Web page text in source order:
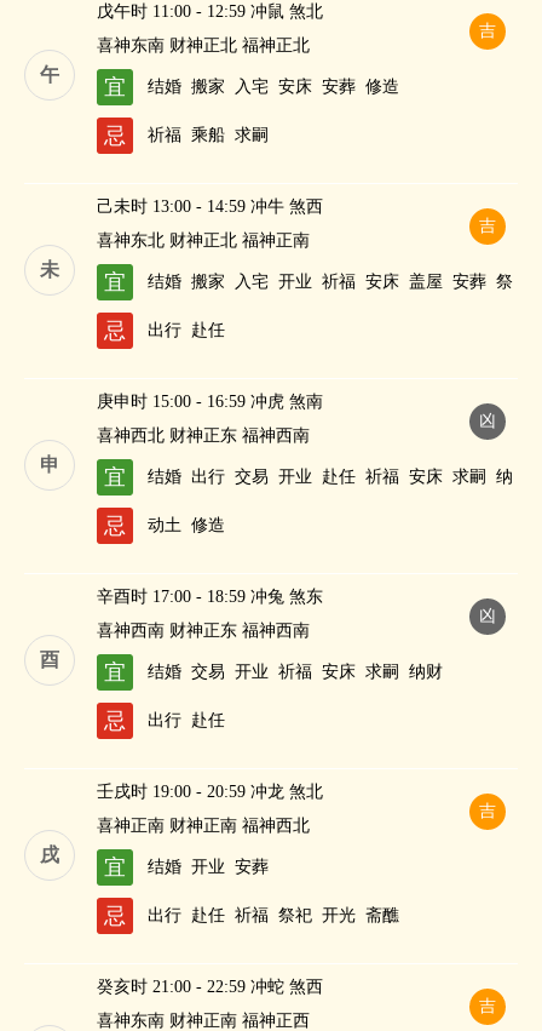
午
吉
戊午时 11:00 - 12:59 冲鼠 煞北
喜神东南 财神正北 福神正北
宜 结婚 搬家 入宅 安床 安葬 修造
忌 祈福 乘船 求嗣
未
吉
己未时 13:00 - 14:59 冲牛 煞西
喜神东北 财神正北 福神正南
宜 结婚 搬家 入宅 开业 祈福 安床 盖屋 安葬 祭
祀
修造
忌 出行 赴任
申
凶
庚申时 15:00 - 16:59 冲虎 煞南
喜神西北 财神正东 福神西南
宜 结婚 出行 交易 开业 赴任 祈福 安床 求嗣
纳
财
忌 动土 修造
酉
凶
辛酉时 17:00 - 18:59 冲兔 煞东
喜神西南 财神正东 福神西南
宜 结婚 交易 开业 祈福 安床 求嗣 纳财
忌 出行 赴任
戌
吉
壬戌时 19:00 - 20:59 冲龙 煞北
喜神正南 财神正南 福神西北
宜 结婚 开业 安葬
忌 出行 赴任 祈福 祭祀 开光 斋醮
吉
癸亥时 21:00 - 22:59 冲蛇 煞西
喜神东南 财神正南 福神正西